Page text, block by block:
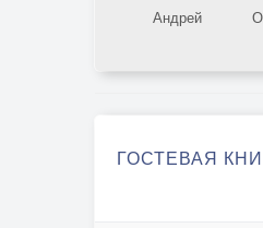
Андрей
ГОСТЕВАЯ